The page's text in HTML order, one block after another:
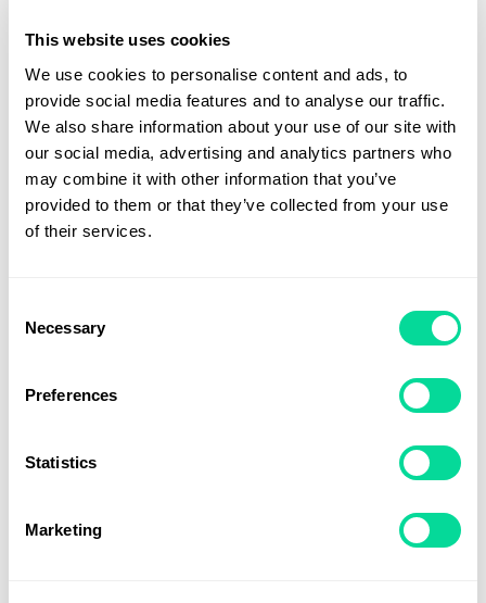
This website uses cookies
We use cookies to personalise content and ads, to
provide social media features and to analyse our traffic.
We also share information about your use of our site with
our social media, advertising and analytics partners who
may combine it with other information that you’ve
provided to them or that they’ve collected from your use
of their services.
Selection
Necessary
Preferences
Statistics
Marketing
Från17kr